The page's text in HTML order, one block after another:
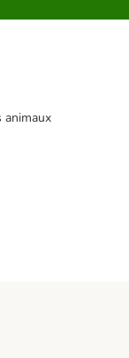
animaux